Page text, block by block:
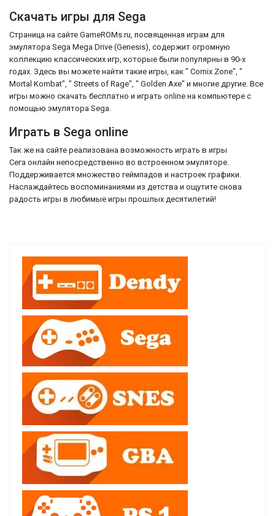
Скачать игры для Sega
Страница на сайте GameROMs.ru, посвященная играм для
эмулятора Sega Mega Drive (Genesis), содержит огромную
коллекцию классических игр, которые были популярны в 90-х
годах. Здесь вы можете найти такие игры, как " Comix Zone", "
Mortal Kombat", " Streets of Rage", " Golden Axe" и многие другие. Все
игры можно скачать бесплатно и играть online на компьютере с
помощью эмулятора Sega.
Играть в Sega online
Так же на сайте реализована возможность играть в игры
Сега онлайн непосредственно во встроенном эмуляторе.
Поддерживается множество геймпадов и настроек графики.
Наслаждайтесь воспоминаниями из детства и ощутите снова
радость игры в любимые игры прошлых десятилетий!